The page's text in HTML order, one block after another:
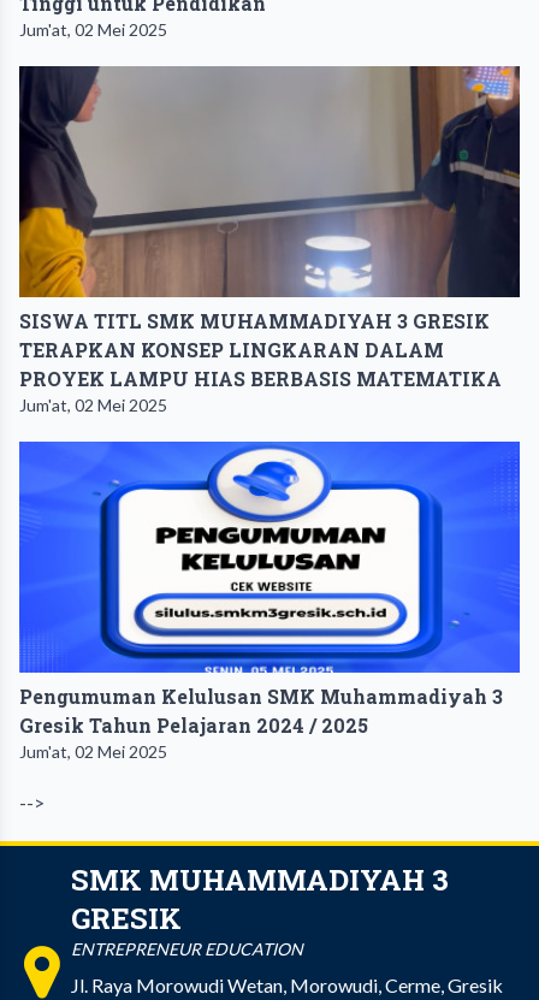
Jum'at, 02 Mei 2025
SISWA TITL SMK MUHAMMADIYAH 3 GRESIK
TERAPKAN KONSEP LINGKARAN DALAM
PROYEK LAMPU HIAS BERBASIS MATEMATIKA
Jum'at, 02 Mei 2025
Pengumuman Kelulusan SMK Muhammadiyah 3
Gresik Tahun Pelajaran 2024 / 2025
Jum'at, 02 Mei 2025
-->
SMK MUHAMMADIYAH 3
GRESIK
ENTREPRENEUR EDUCATION
Jl. Raya Morowudi Wetan, Morowudi, Cerme, Gresik